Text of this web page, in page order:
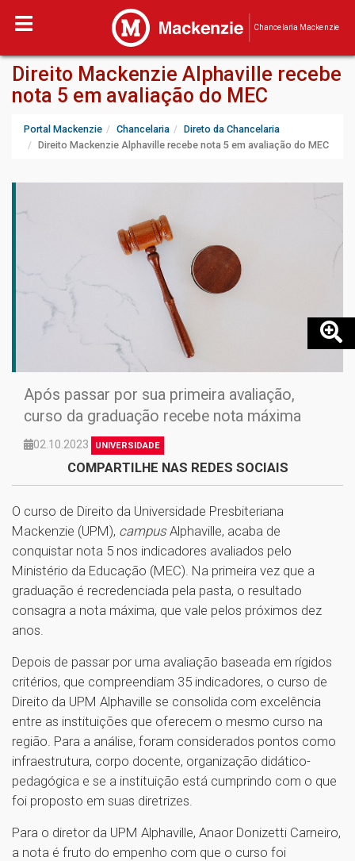
Chancelaria Mackenzie
Direito Mackenzie Alphaville recebe
nota 5 em avaliação do MEC
Portal Mackenzie Chancelaria
Direto da Chancelaria
Direito Mackenzie Alphaville recebe nota 5 em avaliação do MEC
Após passar por sua primeira avaliação,
curso da graduação recebe nota máxima
02.10.2023 UNIVERSIDADE
COMPARTILHE NAS REDES SOCIAIS
O curso de Direito da Universidade Presbiteriana
Mackenzie (UPM), campus Alphaville, acaba de
conquistar nota 5 nos indicadores avaliados pelo
Ministério da Educação (MEC). Na primeira vez que a
graduação é recredenciada pela pasta, o resultado
consagra a nota máxima, que vale pelos próximos dez
anos.
Depois de passar por uma avaliação baseada em rígidos
critérios, que compreendiam 35 indicadores, o curso de
Direito da UPM Alphaville se consolida com excelência
entre as instituições que oferecem o mesmo curso na
região. Para a análise, foram considerados pontos como
infraestrutura, corpo docente, organização didático-
pedagógica e se a instituição está cumprindo com o que
foi proposto em suas diretrizes.
Para o diretor da UPM Alphaville, Anaor Donizetti Carneiro,
a nota é fruto do empenho com que o curso foi